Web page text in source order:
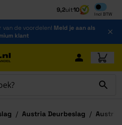
9,2uit10
Incl BTW
Inclusief
de voordelen! Meld je aan als
klant
/ Austria Deurbeslag / Austria